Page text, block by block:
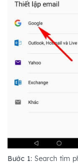
Bước 1: Search tìm